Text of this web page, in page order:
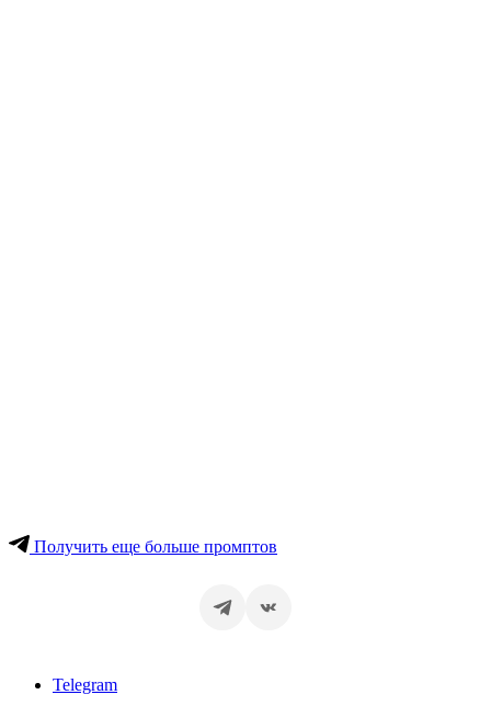
Получить еще больше промптов
Telegram